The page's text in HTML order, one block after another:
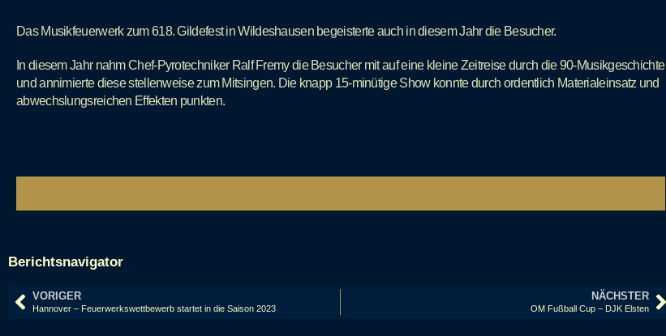
Das Musikfeuerwerk zum 618. Gildefest in Wildeshausen begeisterte auch in diesem Jahr die Besucher.
In diesem Jahr nahm Chef-Pyrotechniker Ralf Fremy die Besucher mit auf eine kleine Zeitreise durch die 90-Musikgeschichte
und annimierte diese stellenweise zum Mitsingen. Die knapp 15-minütige Show konnte durch ordentlich Materialeinsatz und
abwechslungsreichen Effekten punkten.
Berichtsnavigator
VORIGER
Hannover – Feuerwerkswettbewerb startet in die Saison 2023
NÄCHSTER
OM Fußball Cup – DJK Elsten